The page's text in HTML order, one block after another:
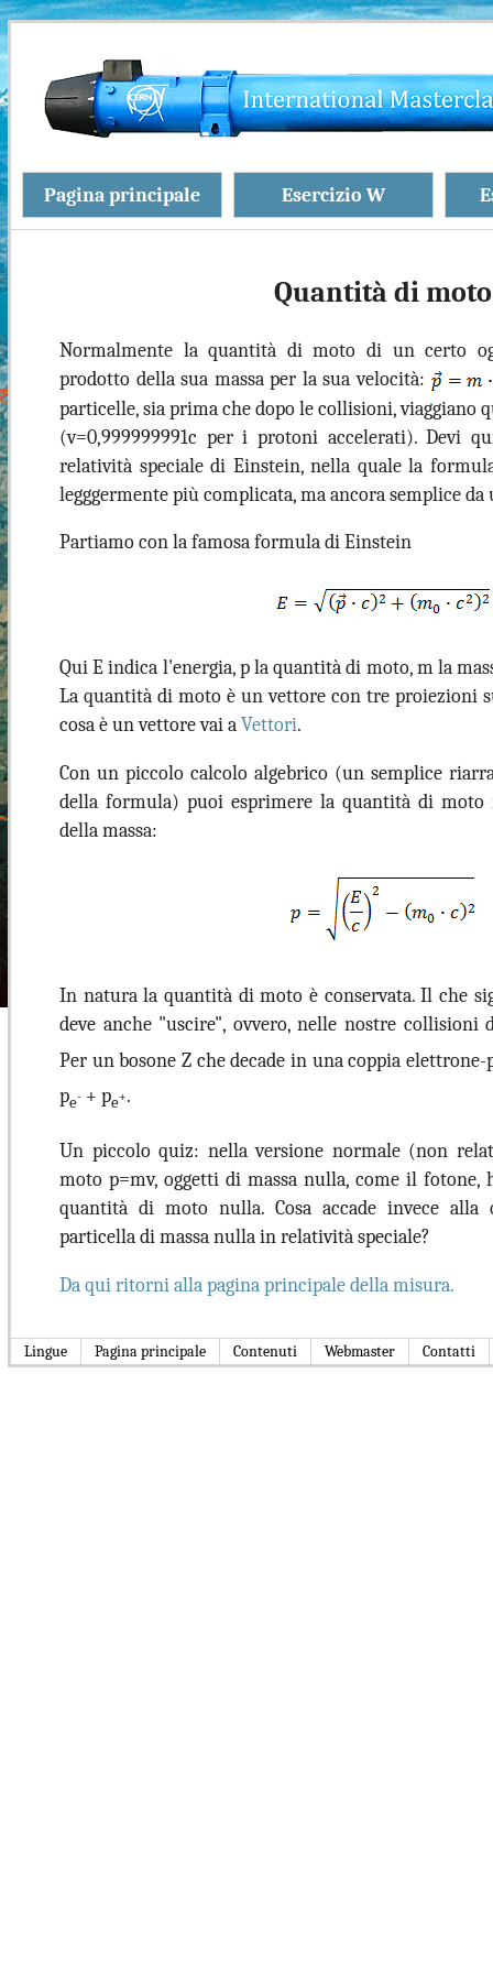
Pagina principale Esercizio W
Quantità di moto
Normalmente la quantità di moto di un certo
prodotto della sua massa per la sua velocità:
particelle, sia prima che dopo le collisioni, viaggiano
(v=0,999999991c per i protoni accelerati). Devi
relatività speciale di Einstein, nella quale la
legggermente più complicata, ma ancora semplice da
Partiamo con la famosa formula di Einstein
Qui E indica l'energia, p la quantità di moto, m la
La quantità di moto è un vettore con tre proiezioni
cosa è un vettore vai a Vettori.
Con un piccolo calcolo algebrico (un semplice
della formula) puoi esprimere la quantità di moto
della massa:
In natura la quantità di moto è conservata. Il che
deve anche "uscire", ovvero, nelle nostre collisioni
Per un bosone Z che decade in una coppia
pe-+ pe+.
Un piccolo quiz: nella versione normale (non
moto p=mv, oggetti di massa nulla, come il fotone,
quantità di moto nulla. Cosa accade invece
particella di massa nulla in relatività speciale?
Da qui ritorni alla pagina principale della misura.
Lingue Pagina principale Contenuti Webmaster Contatti